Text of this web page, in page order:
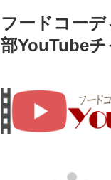
フードコー
部YouTube